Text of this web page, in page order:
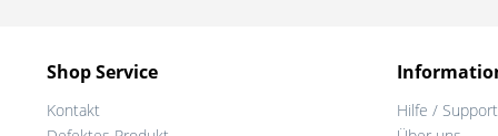
Shop Service
Kontakt
Hilfe / Support